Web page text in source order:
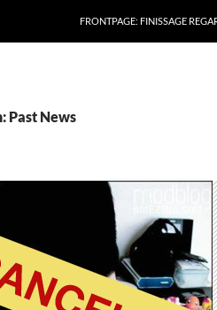
FRONTPAGE: FINISSAGE
Past News